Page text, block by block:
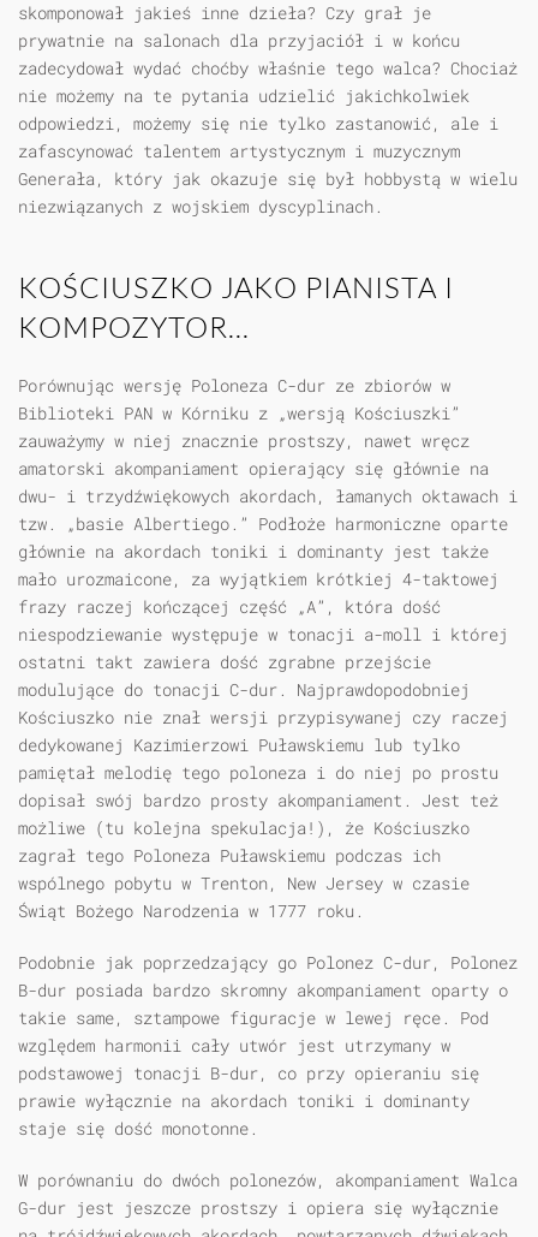
skomponował jakieś inne dzieła? Czy grał je
prywatnie na salonach dla przyjaciół i w końcu
zadecydował wydać choćby właśnie tego walca? Chociaż
nie możemy na te pytania udzielić jakichkolwiek
odpowiedzi, możemy się nie tylko zastanowić, ale i
zafascynować talentem artystycznym i muzycznym
Generała, który jak okazuje się był hobbystą w wielu
niezwiązanych z wojskiem dyscyplinach.
KOŚCIUSZKO JAKO PIANISTA I
KOMPOZYTOR...
Porównując wersję Poloneza C-dur ze zbiorów w
Biblioteki PAN w Kórniku z „wersją Kościuszki”
zauważymy w niej znacznie prostszy, nawet wręcz
amatorski akompaniament opierający się głównie na
dwu- i trzydźwiękowych akordach, łamanych oktawach i
tzw. „basie Albertiego.” Podłoże harmoniczne oparte
głównie na akordach toniki i dominanty jest także
mało urozmaicone, za wyjątkiem krótkiej 4-taktowej
frazy raczej kończącej część „A”, która dość
niespodziewanie występuje w tonacji a-moll i której
ostatni takt zawiera dość zgrabne przejście
modulujące do tonacji C-dur. Najprawdopodobniej
Kościuszko nie znał wersji przypisywanej czy raczej
dedykowanej Kazimierzowi Puławskiemu lub tylko
pamiętał melodię tego poloneza i do niej po prostu
dopisał swój bardzo prosty akompaniament. Jest też
możliwe (tu kolejna spekulacja!), że Kościuszko
zagrał tego Poloneza Puławskiemu podczas ich
wspólnego pobytu w Trenton, New Jersey w czasie
Świąt Bożego Narodzenia w 1777 roku.
Podobnie jak poprzedzający go Polonez C-dur, Polonez
B-dur posiada bardzo skromny akompaniament oparty o
takie same, sztampowe figuracje w lewej ręce. Pod
względem harmonii cały utwór jest utrzymany w
podstawowej tonacji B-dur, co przy opieraniu się
prawie wyłącznie na akordach toniki i dominanty
staje się dość monotonne.
W porównaniu do dwóch polonezów, akompaniament Walca
G-dur jest jeszcze prostszy i opiera się wyłącznie